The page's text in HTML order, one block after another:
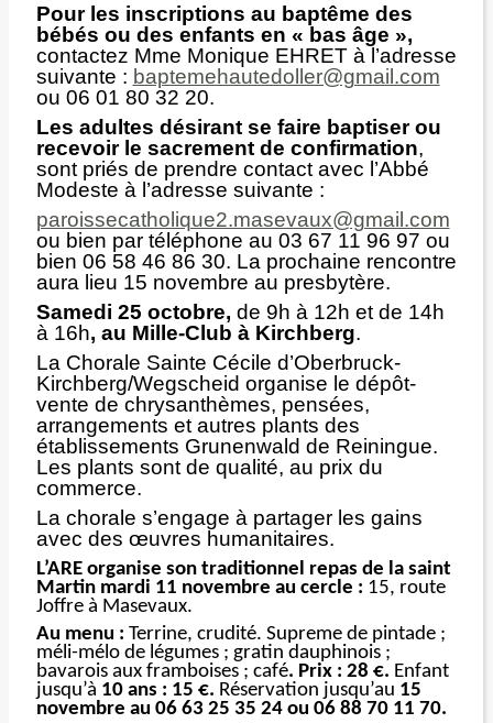
Pour les inscriptions au baptême des
bébés ou des enfants en « bas âge »,
contactez Mme Monique EHRET à l’adresse
suivante : baptemehautedoller@gmail.com
ou 06 01 80 32 20.
Les adultes désirant se faire baptiser ou
recevoir le sacrement de confirmation,
sont priés de prendre contact avec l’Abbé
Modeste à l’adresse suivante :
paroissecatholique2.masevaux@gmail.com
ou bien par téléphone au 03 67 11 96 97 ou
bien 06 58 46 86 30. La prochaine rencontre
aura lieu 15 novembre au presbytère.
Samedi 25 octobre, de 9h à 12h et de 14h
à 16h, au Mille-Club à Kirchberg.
La Chorale Sainte Cécile d’Oberbruck-
Kirchberg/Wegscheid organise le dépôt-
vente de chrysanthèmes, pensées,
arrangements et autres plants des
établissements Grunenwald de Reiningue.
Les plants sont de qualité, au prix du
commerce.
La chorale s’engage à partager les gains
avec des œuvres humanitaires.
L’ARE organise son traditionnel repas de la saint
Martin mardi 11 novembre au cercle : 15, route
Joffre à Masevaux.
Au menu : Terrine, crudité. Supreme de pintade ;
méli-mélo de légumes ; gratin dauphinois ;
bavarois aux framboises ; café. Prix : 28 €. Enfant
jusqu’à 10 ans : 15 €. Réservation jusqu’au 15
novembre au 06 63 25 35 24 ou 06 88 70 11 70.